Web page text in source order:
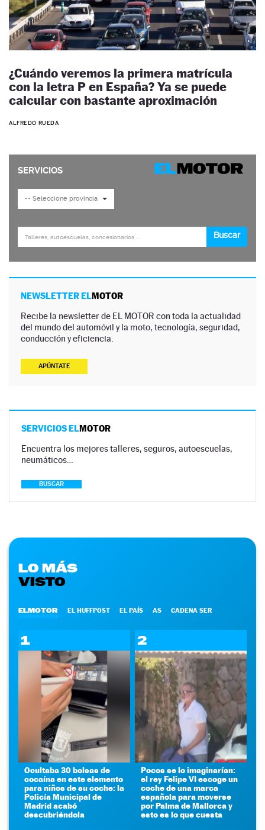
¿Cuándo veremos la primera matrícula
con la letra P en España? Ya se puede
calcular con bastante aproximación
ALFREDO RUEDA
NEWSLETTER ELMOTOR
Recibe la newsletter de EL MOTOR con toda la actualidad
del mundo del automóvil y la moto, tecnología, seguridad,
conducción y eficiencia.
APÚNTATE
SERVICIOS ELMOTOR
Encuentra los mejores talleres, seguros, autoescuelas,
neumáticos…
BUSCAR
LO MÁS
VISTO
ELMOTOR EL HUFFPOST EL PAÍS AS CADENA SER
1
Ocultaba 30 bolsas de
cocaína en este elemento
para niños de su coche: la
Policía Municipal de
Madrid acabó
descubriéndola
2
Pocos se lo imaginarían:
el rey Felipe VI escoge un
coche de una marca
española para moverse
por Palma de Mallorca y
esto es lo que cuesta